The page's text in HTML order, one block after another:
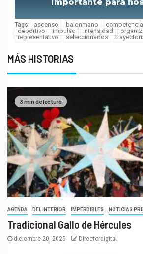
importante para
Tags: ascenso balonmano competencia
deportivo
impulso intensidad
representativo
seleccionados
MÁS HISTORIAS
3 min de lectura
AGENDA DEL INTERIOR IMPERDIBLES NOTICIAS
Tradicional Gallo de Hércules
diciembre 20, 2025 Directordigital